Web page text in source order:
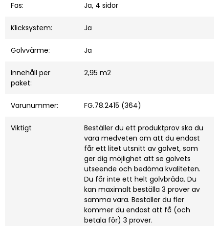
Fas: Ja, 4 sidor
Klicksystem: Ja
Golvvärme: Ja
Innehåll per
paket:
2,95 m2
Varunummer: FG.78.2415 (364)
Viktigt
Beställer du ett produktprov ska du
vara medveten om att du endast
får ett litet utsnitt av golvet, som
ger dig möjlighet att se golvets
utseende och bedöma kvaliteten.
Du får inte ett helt golvbräda. Du
kan maximalt beställa 3 prover av
samma vara. Beställer du fler
kommer du endast att få (och
betala för) 3 prover.